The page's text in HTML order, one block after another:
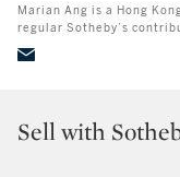
Marian Ang is a Hong
regular Sotheby’s
Sell with